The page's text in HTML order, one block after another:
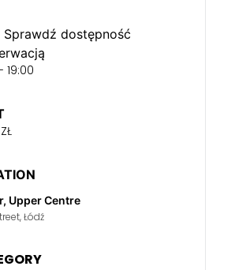
Sprawdź dostępność
19:00
Upper Centre
Łódź